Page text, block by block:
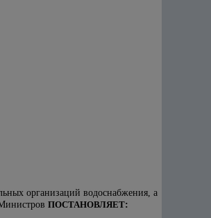
организаций водоснабжения, а
ПОСТАНОВЛЯЕТ: